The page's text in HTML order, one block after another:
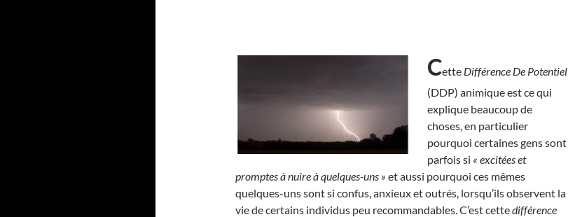
Cette Différence De Potentiel
(DDP) animique est ce qui
explique beaucoup de
choses, en particulier
pourquoi certaines gens sont
parfois si « excitées et
promptes à nuire à quelques-uns » et aussi pourquoi ces mêmes
quelques-uns sont si confus, anxieux et outrés, lorsqu’ils observent la
vie de certains individus peu recommandables. C’est cettedifférence